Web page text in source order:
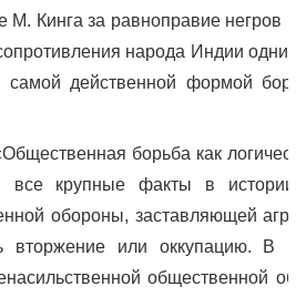
М. Кинга за равноправие негров
народа Индии
самой действенной формой
борьба как
крупные факты в истории
обороны, заставляющей
вторжение или оккупацию. В
общественной